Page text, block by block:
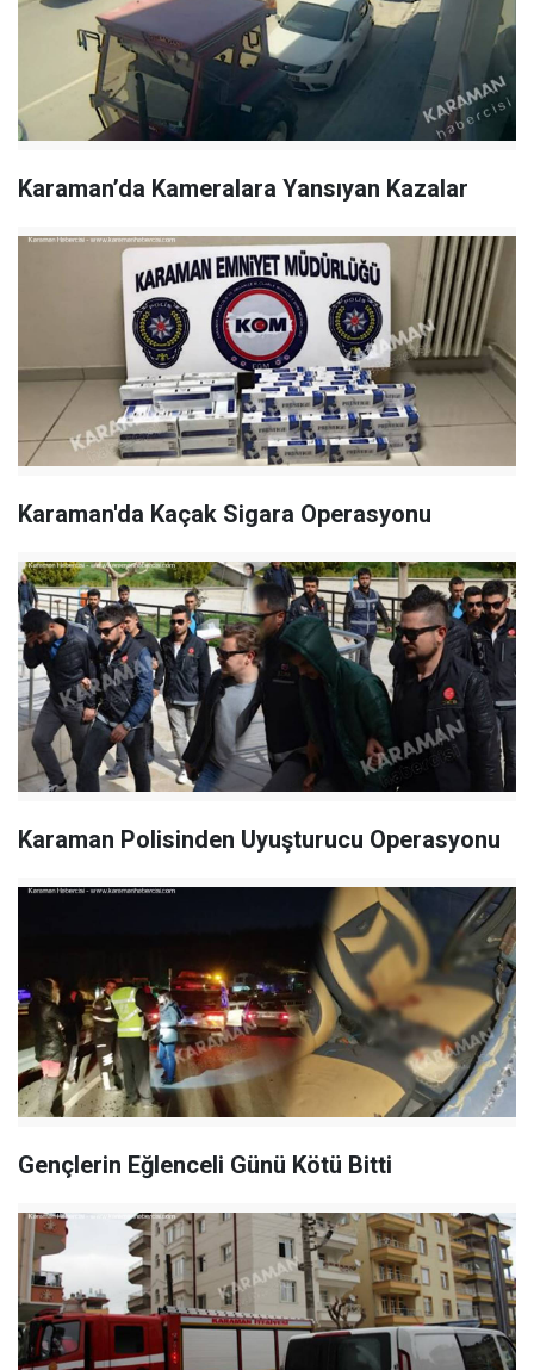
Karaman’da Kameralara Yansıyan Kazalar
Karaman'da Kaçak Sigara Operasyonu
Karaman Polisinden Uyuşturucu Operasyonu
Gençlerin Eğlenceli Günü Kötü Bitti